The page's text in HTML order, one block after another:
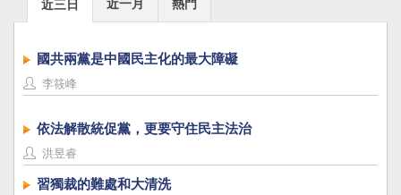
近三日 近一月 熱門
國共兩黨是中國民主化的最大障礙
李筱峰
依法解散統促黨，更要守住民主法治
洪昱睿
習獨裁的難處和大清洗